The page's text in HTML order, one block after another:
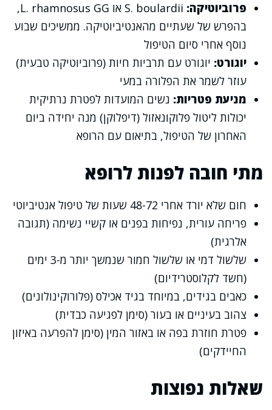
פרוביוטיקה:
S. boulardii או L. rhamnosus GG,
בהפרש של שעתיים מהאנטיביוטיקה. ממשיכים שבוע
נוסף אחרי סיום הטיפול
יוגורט: יוגורט עם תרביות חיות (פרוביוטיקה טבעית)
עוזר לשמר את הפלורה במעי
מניעת פטריות: נשים המועדות לפטרת נרתיקית
יכולות ליטול פלוקונאזול (דיפלוקן) מנה יחידה ביום
האחרון של הטיפול, בתיאום עם הרופא
מתי חובה לפנות לרופא
חום שלא יורד אחרי 48-72 שעות של טיפול אנטיביוטי
פריחה עורית, נפיחות בפנים או קשיי נשימה (תגובה
אלרגית)
שלשול דמי או שלשול חמור שנמשך יותר מ-3 ימים
(חשד לקלוסטרידיום)
כאבים בגידים, במיוחד בגיד אכילס (פלורוקינולונים)
צהוב בעיניים או בעור (סימן לפגיעה כבדית)
פטרת חוזרת בפה או באזור המין (סימן להפרעה באיזון
החיידקים)
שאלות נפוצות